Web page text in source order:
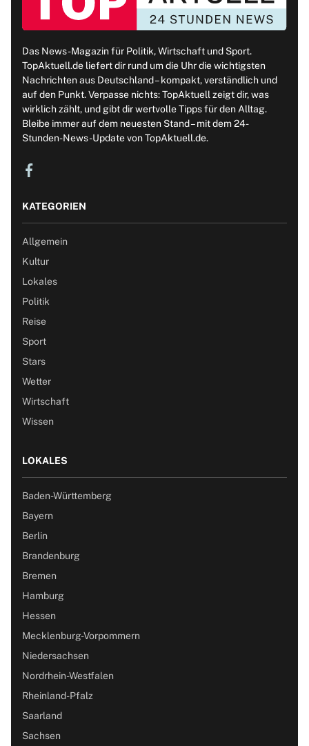
Das News-Magazin für Politik, Wirtschaft und Sport.
TopAktuell.de liefert dir rund um die Uhr die wichtigsten
Nachrichten aus Deutschland – kompakt, verständlich und
auf den Punkt. Verpasse nichts: TopAktuell zeigt dir, was
wirklich zählt, und gibt dir wertvolle Tipps für den Alltag.
Bleibe immer auf dem neuesten Stand – mit dem 24-
Stunden-News-Update von TopAktuell.de.
KATEGORIEN
Allgemein
Kultur
Lokales
Politik
Reise
Sport
Stars
Wetter
Wirtschaft
Wissen
LOKALES
Baden-Württemberg
Bayern
Berlin
Brandenburg
Bremen
Hamburg
Hessen
Mecklenburg-Vorpommern
Niedersachsen
Nordrhein-Westfalen
Rheinland-Pfalz
Saarland
Sachsen